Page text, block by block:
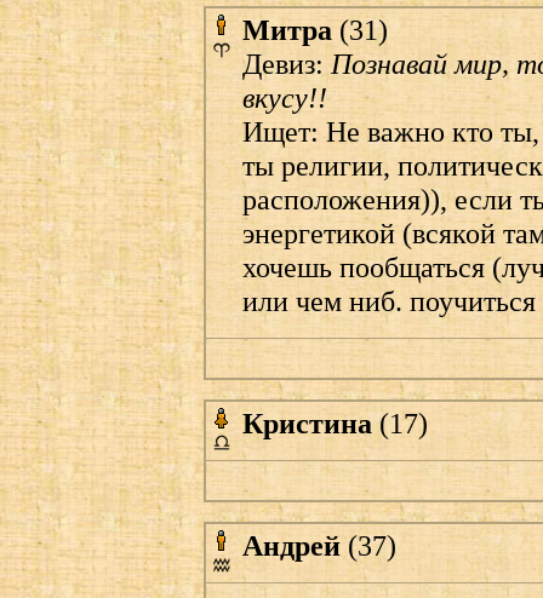
Митра (31)
Девиз:Познавай мир,
вкусу!!
Ищет: Не важно кто ты,
ты религии,
расположения)), если
энергетикой (всякой
хочешь пообщаться
или чем ниб.
Кристина(17)
Андрей(37)